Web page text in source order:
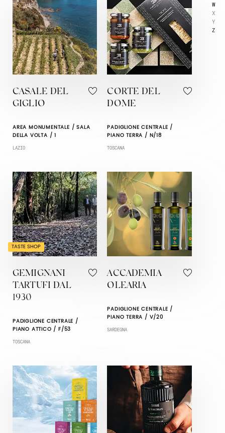
W
X
Y
Z
CASALE DEL
GIGLIO
AREA MONUMENTALE / SALA
DELLA VOLTA / 1
LAZIO
CORTE DEL
DOME
PADIGLIONE CENTRALE /
PIANO TERRA / N/18
TOSCANA
TASTE SHOP
GEMIGNANI
TARTUFI DAL
1930
PADIGLIONE CENTRALE /
PIANO ATTICO / F/53
TOSCANA
ACCADEMIA
OLEARIA
PADIGLIONE CENTRALE /
PIANO TERRA / V/20
SARDEGNA